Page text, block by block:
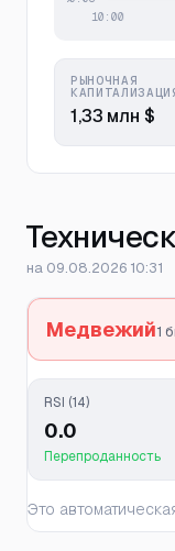
РЫНОЧНАЯ
1,33 млн $
на 09.08.2026 10:31
Медвежий1
RSI (14)
0.0
Перепроданность
Это